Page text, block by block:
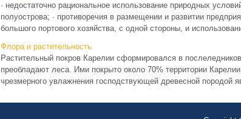
· недостаточно рациональное использование природных
полуострова; · противоречия в размещении и развитии
большого портового хозяйства, с одной стороны, и
Флора и растительность
Растительный покров Карелии сформировался в
преобладают леса. Ими покрыто около 70% территории
чрезмерного увлажнения господствующей древесной породой